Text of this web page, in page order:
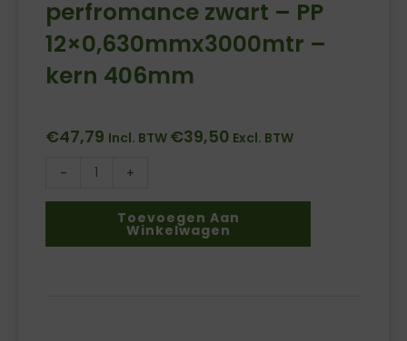
perfromance zwart – PP
12×0,630mmx3000mtr –
kern 406mm
€47,79 Incl. BTW €39,50 Excl. BTW
-
perfromance
+
Toevoegen Aan
Winkelwagen